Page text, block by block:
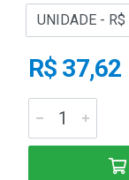
R$ 37,62